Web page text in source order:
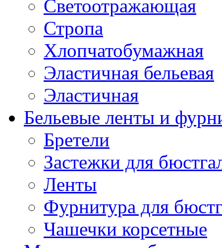
Светоотражающая
Стропа
Хлопчатобумажная
Эластичная бельевая
Эластичная
Бельевые ленты и
Бретели
Застежки для
Ленты
Фурнитура для
Чашечки корсетные